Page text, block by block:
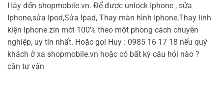
Hãy đến shopmobile.vn. Để được unlock Iphone , sửa
Iphone,sửa Ipod,Sửa Ipad, Thay màn hình Iphone,Thay linh
kiện Iphone zin mới 100% theo một phong cách chuyên
nghiệp, uy tín nhất. Hoặc gọi Huy : 0985 16 17 18 nếu quý
khách ở xa shopmobile.vn hoặc có bất kỳ câu hỏi nào ?
cần tư vấn